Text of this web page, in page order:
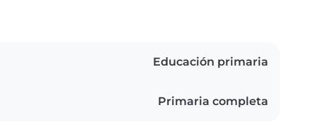
Educación primaria
Primaria completa